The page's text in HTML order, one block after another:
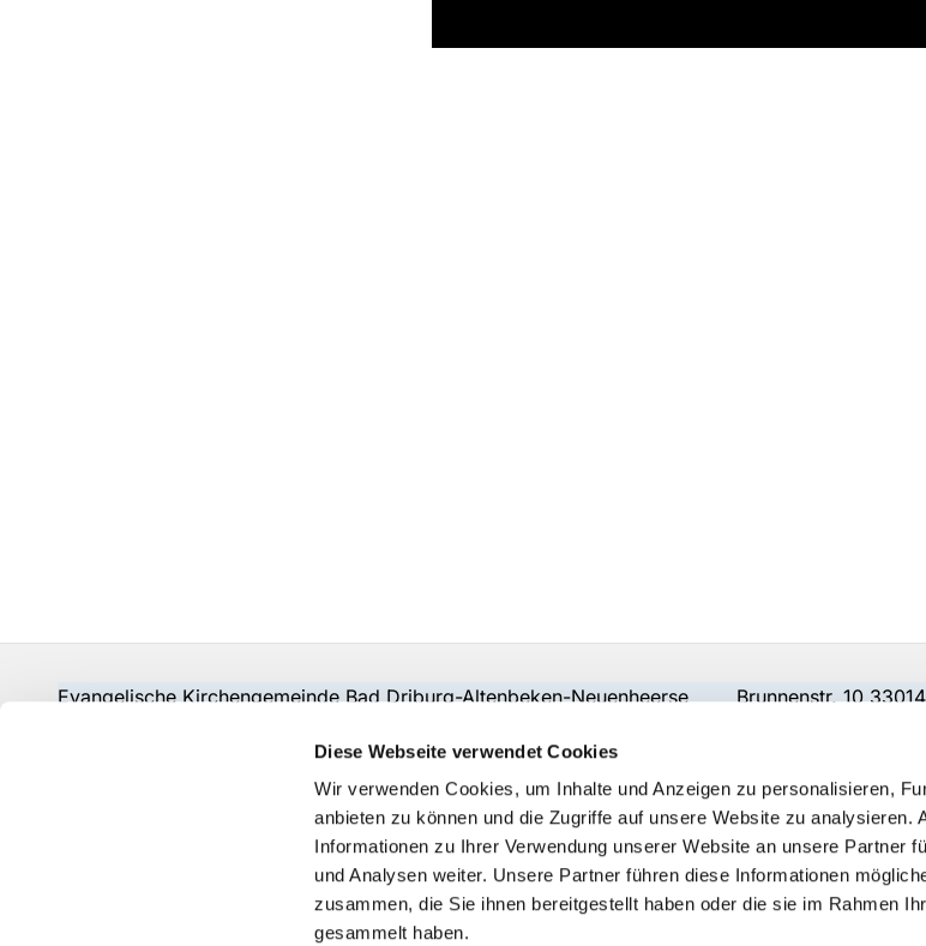
Diese Webseite verwendet Cookies
Wir verwenden Cookies, um Inhalte und Anzeigen zu personalisieren,
anbieten zu können und die Zugriffe auf unsere Website zu analysieren.
Informationen zu Ihrer Verwendung unserer Website an unsere Partner
und Analysen weiter. Unsere Partner führen diese Informationen
zusammen, die Sie ihnen bereitgestellt haben oder die sie im Rahmen
gesammelt haben.
Evangelische Kirchengemeinde Bad Driburg-Altenbeken-Neuenheerse Brunnenstr. 10